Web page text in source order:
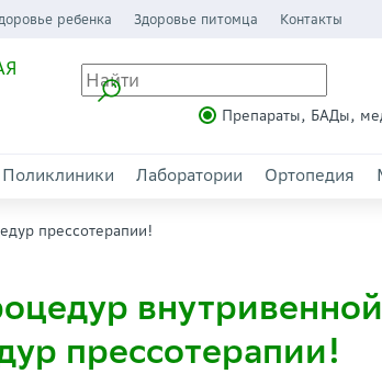
ребенка Здоровье питомца Контакты
Препараты, БАДы,
Поликлиники Лаборатории Ортопедия
прессотерапии!
прессотерапии!